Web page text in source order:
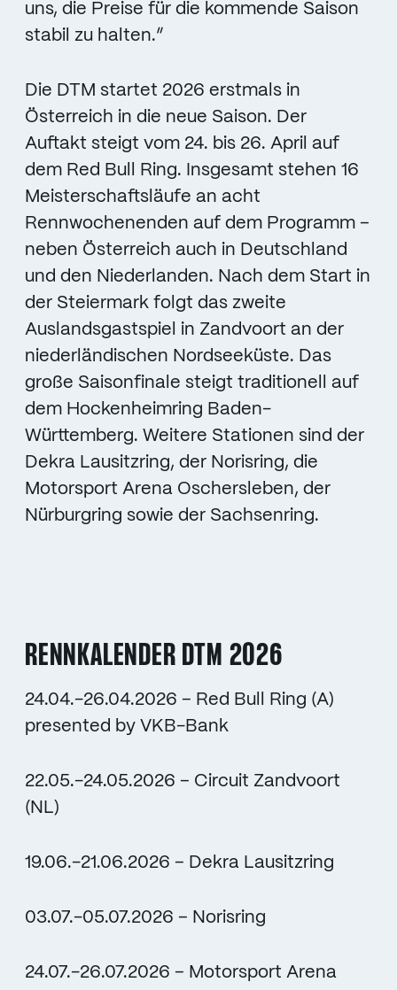
uns, die Preise für die kommende Saison
stabil zu halten.”
Die DTM startet 2026 erstmals in
Österreich in die neue Saison. Der
Auftakt steigt vom 24. bis 26. April auf
dem Red Bull Ring. Insgesamt stehen 16
Meisterschaftsläufe an acht
Rennwochenenden auf dem Programm –
neben Österreich auch in Deutschland
und den Niederlanden. Nach dem Start in
der Steiermark folgt das zweite
Auslandsgastspiel in Zandvoort an der
niederländischen Nordseeküste. Das
große Saisonfinale steigt traditionell auf
dem Hockenheimring Baden-
Württemberg. Weitere Stationen sind der
Dekra Lausitzring, der Norisring, die
Motorsport Arena Oschersleben, der
Nürburgring sowie der Sachsenring.
RENNKALENDER DTM 2026
24.04.-26.04.2026 – Red Bull Ring (A)
presented by VKB-Bank
22.05.-24.05.2026 – Circuit Zandvoort
(NL)
19.06.-21.06.2026 – Dekra Lausitzring
03.07.-05.07.2026 – Norisring
24.07.-26.07.2026 – Motorsport Arena